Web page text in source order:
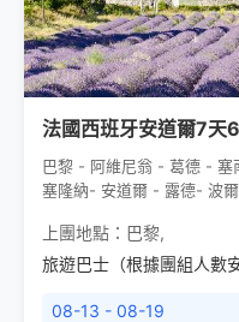
法國西班牙安道爾7天
巴黎 - 阿維尼翁 - 葛德 -
塞隆納- 安道爾 - 露德- 波
上團地點： 巴黎,
旅遊巴士（根據團組人數
08-13 - 08-19